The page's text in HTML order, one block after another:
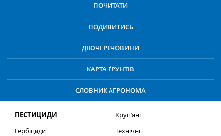
ПОЧИТАТИ
ПОДИВИТИСЬ
ДІЮЧІ РЕЧОВИНИ
КАРТА ҐРУНТІВ
СЛОВНИК АГРОНОМА
ПЕСТИЦИДИ
Гербіциди
Круп’яні
Технічні